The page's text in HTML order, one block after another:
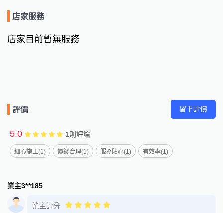
店家服務
店家目前暫無服務
評價 留下評價
5.0 1 則評論
細心施工(1) 價錢合理(1) 服務貼心(1) 有效率(1)
業主3**185
業主評分